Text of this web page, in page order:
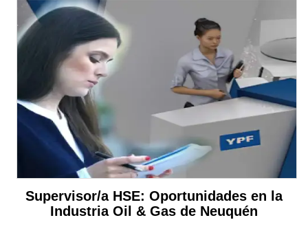
Supervisor/a HSE: Oportunidades en la
Industria Oil & Gas de Neuquén